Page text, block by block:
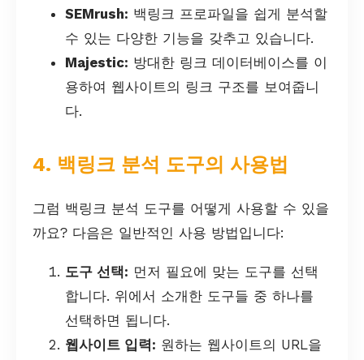
SEMrush: 백링크 프로파일을 쉽게 분석할
수 있는 다양한 기능을 갖추고 있습니다.
Majestic: 방대한 링크 데이터베이스를 이
용하여 웹사이트의 링크 구조를 보여줍니
다.
4. 백링크 분석 도구의 사용법
그럼 백링크 분석 도구를 어떻게 사용할 수 있을
까요? 다음은 일반적인 사용 방법입니다:
도구 선택: 먼저 필요에 맞는 도구를 선택
합니다. 위에서 소개한 도구들 중 하나를
선택하면 됩니다.
웹사이트 입력: 원하는 웹사이트의 URL을